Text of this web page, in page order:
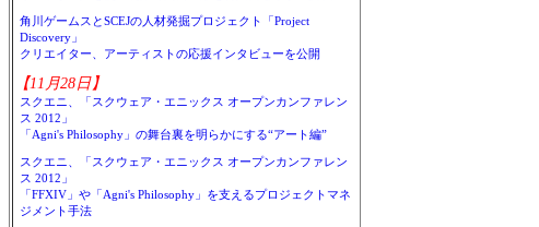
角川ゲームスとSCEJの人材発掘プロジェクト「Project
Discovery」
クリエイター、アーティストの応援インタビューを公開
【11月28日】
スクエニ、「スクウェア・エニックス オープンカンファレン
ス 2012」
「Agni's Philosophy」の舞台裏を明らかにする“アート編”
スクエニ、「スクウェア・エニックス オープンカンファレン
ス 2012」
「FFXIV」や「Agni's Philosophy」を支えるプロジェクトマネ
ジメント手法